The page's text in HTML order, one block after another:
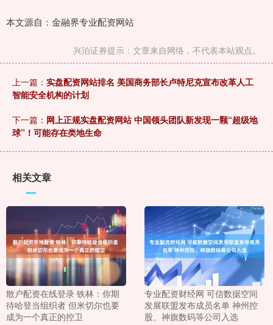
本文源自：金融界专业配资网站
兴泊证券提示：文章来自网络，不代表本站观点。
上一篇： 实盘配资网站排名 美国商务部长卢特尼克宣布改革人工
智能安全机构的计划
下一篇： 网上正规实盘配资网站 中国领头团队新发现一颗“超级地
球”！可能存在类地生命
相关文章
散户配资在线登录 铁林：你期
待哈登当组织者 但米切尔也要
成为一个真正的控卫
专业配资财经网 可信数据空间
发展联盟发布成员名单 神州控
股、神旗数码等公司入选